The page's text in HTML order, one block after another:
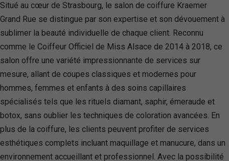
Situé au cœur de Strasbourg, le salon de coiffure Kraemer
Grand Rue se distingue par son expertise et son dévouement à
sublimer la beauté individuelle de chaque client. Reconnu
comme le Coiffeur Officiel de Miss Alsace de 2014 à 2018, ce
salon offre une variété impressionnante de services sur
mesure, allant de coupes classiques et modernes pour
hommes, femmes et enfants à des soins capillaires
spécialisés tels que les rituels diamant, saphir, émeraude et
botox, sans oublier les techniques de coloration avancées. En
plus de la coiffure, les clients peuvent profiter de services
esthétiques complets incluant maquillage et manucure, dans un
environnement accueillant et professionnel. Avec la possibilité